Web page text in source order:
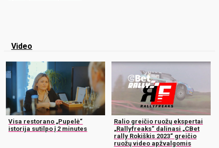
Video
Visa restorano „Pupelė“
istorija sutilpo į 2 minutes
Ralio greičio ruožų ekspertai
„Rallyfreaks“ dalinasi „CBet
rally Rokiškis 2023“ greičio
ruožų video apžvalgomis